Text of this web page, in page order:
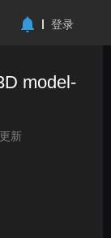
登录
model-
新